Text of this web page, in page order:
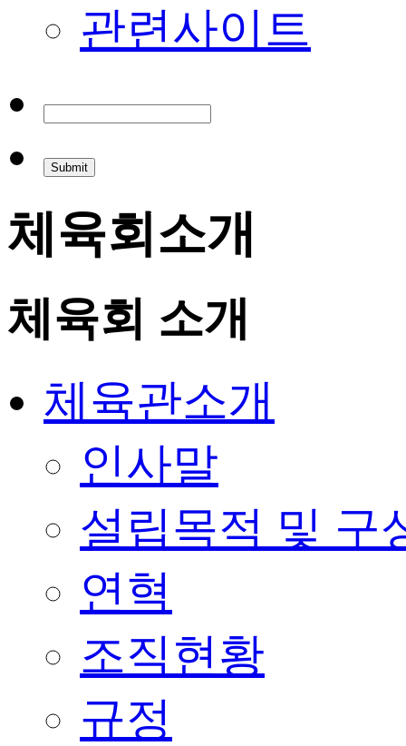
관련사이트
체육회소개
체육회 소개
체육관소개
인사말
설립목적 및 구
연혁
조직현황
규정